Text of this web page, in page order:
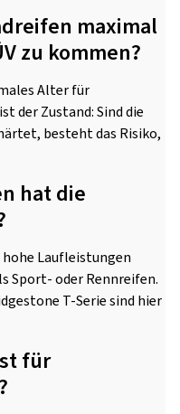
maximal
zu kommen?
Alter für
der Zustand: Sind die
besteht das Risiko,
hat die
Laufleistungen
Sport- oder Rennreifen.
T-Serie sind hier
für